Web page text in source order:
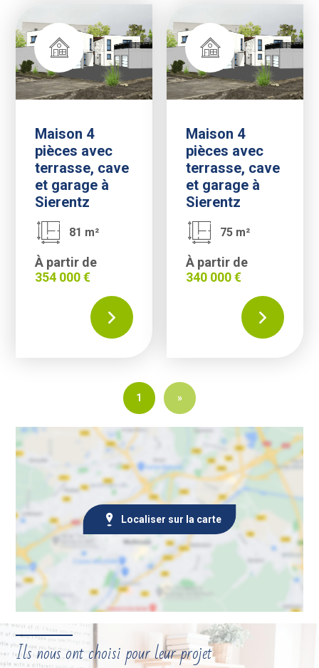
Maison 4
pièces avec
terrasse, cave
et garage à
Sierentz
81 m²
À partir de
354 000 €
Maison 4
pièces avec
terrasse, cave
et garage à
Sierentz
75 m²
À partir de
340 000 €
1 »
Localiser sur la carte
Ils nous ont choisi pour leur projet